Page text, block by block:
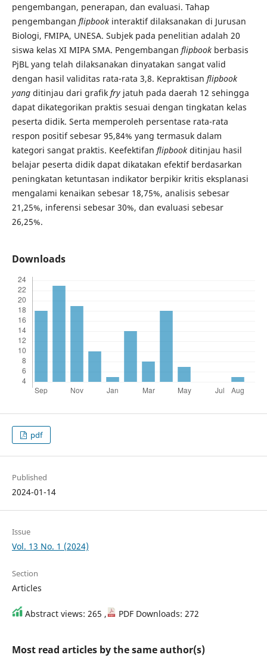
pengembangan, penerapan, dan evaluasi. Tahap
pengembangan flipbook interaktif dilaksanakan di Jurusan
Biologi, FMIPA, UNESA. Subjek pada penelitian adalah 20
siswa kelas XI MIPA SMA. Pengembangan flipbookberbasis
PjBL yang telah dilaksanakan dinyatakan sangat valid
dengan hasil validitas rata-rata 3,8. Kepraktisan flipbook
yang ditinjau dari grafik fryjatuh pada daerah 12 sehingga
dapat dikategorikan praktis sesuai dengan tingkatan kelas
peserta didik. Serta memperoleh persentase rata-rata
respon positif sebesar 95,84% yang termasuk dalam
kategori sangat praktis. Keefektifan flipbook ditinjau hasil
belajar peserta didik dapat dikatakan efektif berdasarkan
peningkatan ketuntasan indikator berpikir kritis eksplanasi
mengalami kenaikan sebesar 18,75%, analisis sebesar
21,25%, inferensi sebesar 30%, dan evaluasi sebesar
26,25%.
Downloads
pdf
Published
2024-01-14
Issue
Vol. 13 No. 1 (2024)
Section
Articles
Abstract views: 265 , PDF Downloads: 272
Most read articles by the same author(s)